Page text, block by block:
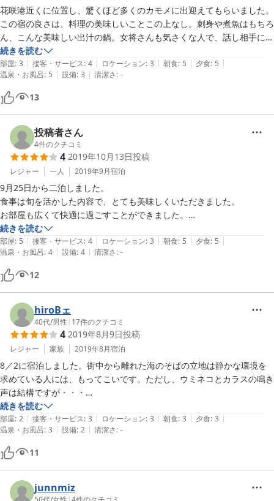
花咲港近くに位置し、驚くほど多くのカモメに出迎えてもらいました。
この宿の良さは、料理の美味しいことこの上なし。刺身や煮魚はもちろ
ん、こんな美味しい出汁の鍋。女将さんも気さくな人で、話し相手にも
なっていただきました。
続きを読む
部屋: 3 | 接客・サービス: 4 | ロケーション: 3 | 朝食: 5 | 夕食: 5 |
温泉・お風呂: 5 | 設備: 3 | 清潔さ: -
13
投稿者さん
4件のクチコミ
4 2019年10月13日投稿
レジャー 一人 2019年9月宿泊
9月25日から二泊しました。
食事は旬を活かした内容で、とても美味しくいただきました。
お部屋も広くて快適に過ごすことができました。
何より、女将さんが気さくでおおらかでほっこりしました。
また根室を訪れた際には利用したいです♪
続きを読む
部屋: 5 | 接客・サービス: 4 | ロケーション: 3 | 朝食: 5 | 夕食: 5 |
温泉・お風呂: 4 | 設備: 4 | 清潔さ: -
12
hiroBェ
40代/男性 | 17件のクチコミ
4 2019年8月9日投稿
レジャー 家族 2019年8月宿泊
8／2に宿泊しました。街中から離れた海のそばの立地は静かな環境を
求めている人には、もってこいです。ただし、ウミネコとカラスの鳴き
声は結構ですが・・・
食事は質素ながら味付けは良かったです。
故郷の実家を訪ねたような感覚になるのは、おかみさんの暖かい心遣い
があってのものだねです。
それぞれの評価項目では測りきれない魅力があるので、総合評価は4点
にしました。
続きを読む
部屋: 2 | 接客・サービス: 3 | ロケーション: 3 | 朝食: 3 | 夕食: 3 |
温泉・お風呂: 3 | 設備: 2 | 清潔さ: -
11
junnmiz